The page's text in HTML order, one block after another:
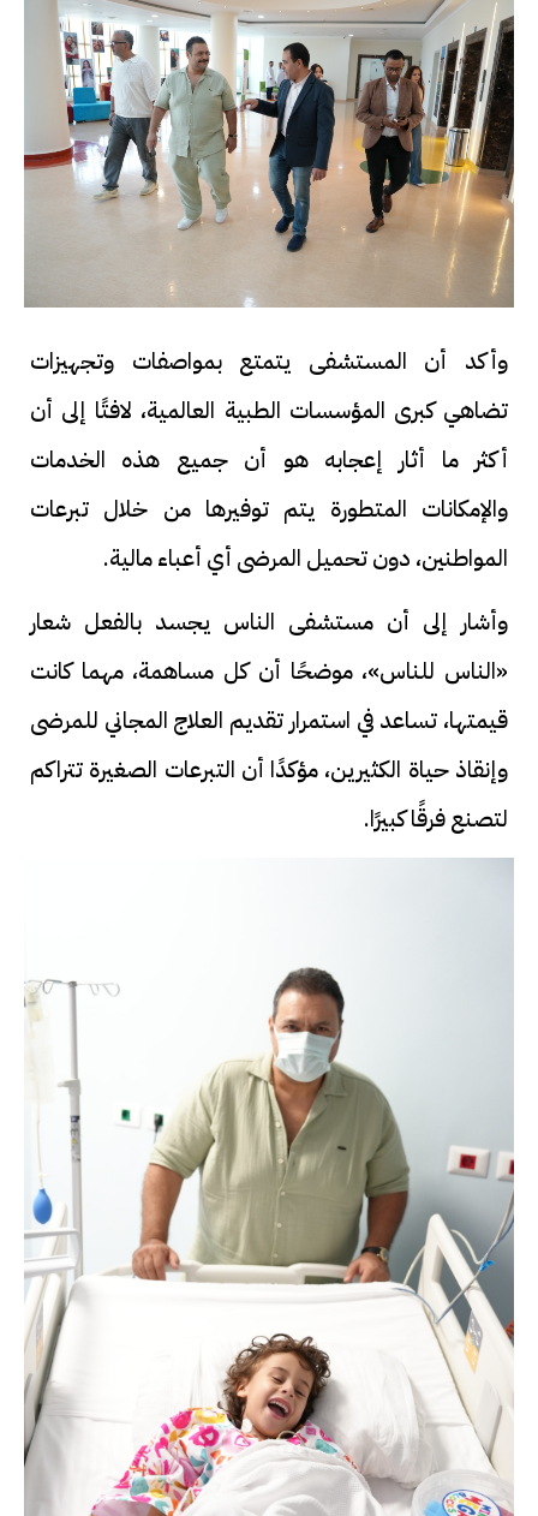
وأكد أن المستشفى يتمتع بمواصفات وتجهيزات
تضاهي كبرى المؤسسات الطبية العالمية، لافتًا إلى أن
أكثر ما أثار إعجابه هو أن جميع هذه الخدمات
والإمكانات المتطورة يتم توفيرها من خلال تبرعات
المواطنين، دون تحميل المرضى أي أعباء مالية.
وأشار إلى أن مستشفى الناس يجسد بالفعل شعار
«الناس للناس»، موضحًا أن كل مساهمة، مهما كانت
قيمتها، تساعد في استمرار تقديم العلاج المجاني للمرضى
وإنقاذ حياة الكثيرين، مؤكدًا أن التبرعات الصغيرة تتراكم
لتصنع فرقًا كبيرًا.